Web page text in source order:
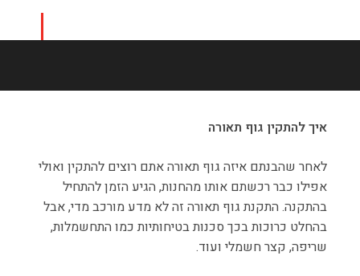
איך להתקין גוף תאורה
לאחר שהבנתם איזה גוף תאורה אתם רוצים להתקין ואולי
אפילו כבר רכשתם אותו מהחנות, הגיע הזמן להתחיל
בהתקנה. התקנת גוף תאורה זה לא מדע מורכב מדי, אבל
בהחלט כרוכות בכך סכנות בטיחותיות כמו התחשמלות,
שריפה, קצר חשמלי ועוד.